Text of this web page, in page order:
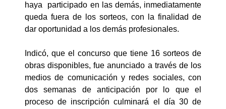
haya participado en las demás, inmediatamente
queda fuera de los sorteos, con la finalidad de
dar oportunidad a los demás profesionales.
Indicó, que el concurso que tiene 16 sorteos de
obras disponibles, fue anunciado a través de los
medios de comunicación y redes sociales, con
dos semanas de anticipación por lo que el
proceso de inscripción culminará el día 30 de